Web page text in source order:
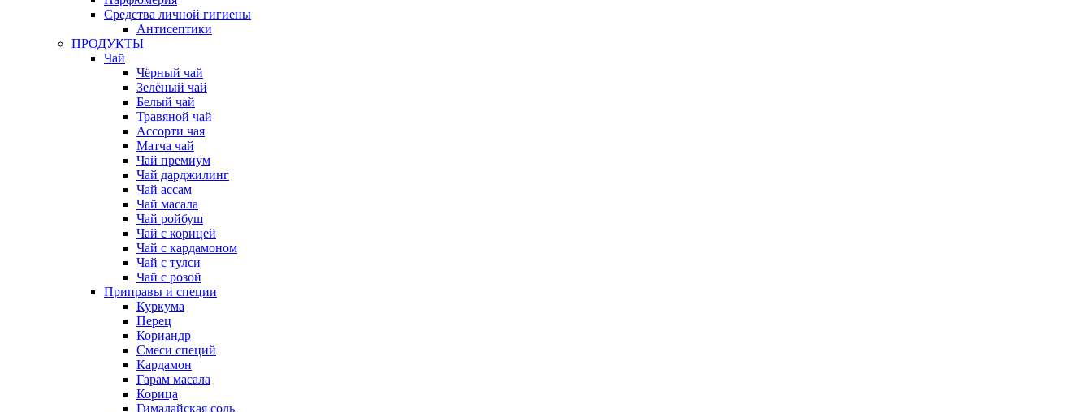
Средства личной гигиены
Антисептики
ПРОДУКТЫ
Чай
Чёрный чай
Зелёный чай
Белый чай
Травяной чай
Ассорти чая
Матча чай
Чай премиум
Чай дарджилинг
Чай ассам
Чай масала
Чай ройбуш
Чай с корицей
Чай с кардамоном
Чай с тулси
Чай с розой
Приправы и специи
Куркума
Перец
Кориандр
Смеси специй
Кардамон
Гарам масала
Корица
Гималайская соль